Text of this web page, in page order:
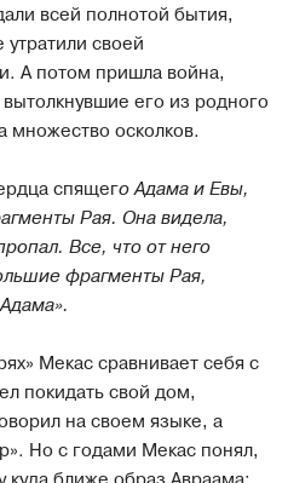
всей полнотой бытия,
своей
А потом пришла война,
его из родного
осколков.
спящего Адама и Евы,
Рая. Она видела,
Все, что от него
фрагменты Рая,
Мекас сравнивает себя с
покидать свой дом,
на своем языке, а
Но с годами Мекас понял,